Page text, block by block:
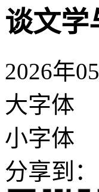
谈文学
2026年
大字体
小字体
分享到：